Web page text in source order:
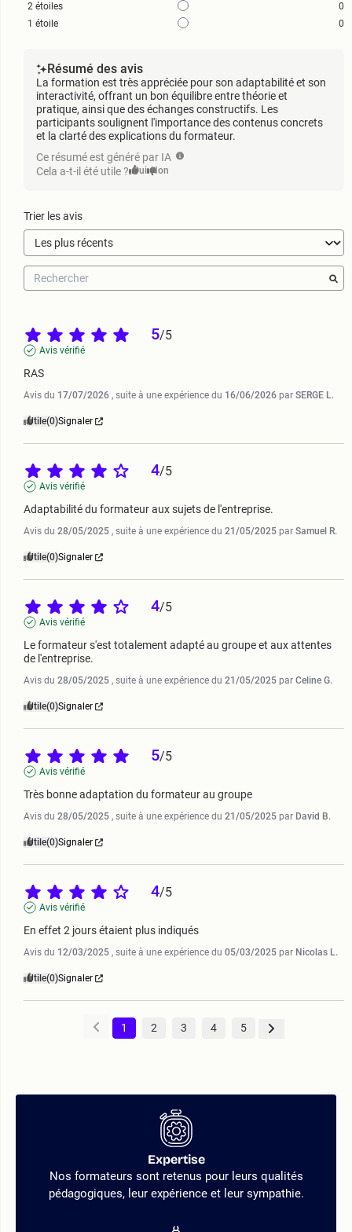
2 étoiles
0
1 étoile 0
Résumé des avis
La formation est très appréciée pour son adaptabilité et son
interactivité, offrant un bon équilibre entre théorie et
pratique, ainsi que des échanges constructifs. Les
participants soulignent l'importance des contenus concrets
et la clarté des explications du formateur.
Ce résumé est généré par IA
Cela a-t-il été utile ? Oui Non
Trier les avis
5/5
Avis vérifié
RAS
Avis du 17/07/2026 , suite à une expérience du 16/06/2026 par SERGE L.
Utile(0)Signaler
4/5
Avis vérifié
Adaptabilité du formateur aux sujets de l'entreprise.
Avis du 28/05/2025 , suite à une expérience du 21/05/2025 par Samuel R.
Utile(0)Signaler
4/5
Avis vérifié
Le formateur s'est totalement adapté au groupe et aux attentes
de l'entreprise.
Avis du 28/05/2025 , suite à une expérience du 21/05/2025 par Celine G.
Utile(0)Signaler
5/5
Avis vérifié
Très bonne adaptation du formateur au groupe
Avis du 28/05/2025 , suite à une expérience du 21/05/2025 par David B.
Utile(0)Signaler
4/5
Avis vérifié
En effet 2 jours étaient plus indiqués
Avis du 12/03/2025 , suite à une expérience du 05/03/2025 par Nicolas L.
Utile(0)Signaler
1 2 3 4 5
Expertise
Nos formateurs sont retenus pour leurs qualités
pédagogiques, leur expérience et leur sympathie.